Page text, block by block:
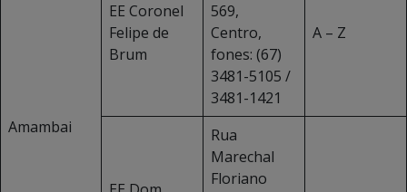
Amambai
EE Coronel
Felipe de
Brum
569,
Centro,
fones: (67)
3481-5105 /
3481-1421
A – Z
Rua
Marechal
Floriano